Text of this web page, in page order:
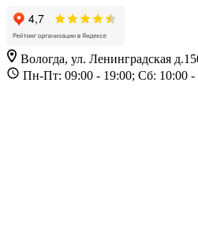
Вологда, ул. Ленинградская
Пн-Пт: 09:00 - 19:00; Сб: 10:00